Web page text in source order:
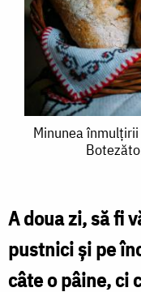
Minunea
înmulțirii
săvârșită
de
Sfântul
Minunea
A doua zi, să fi
pustnici şi pe
câte o pâine, ci